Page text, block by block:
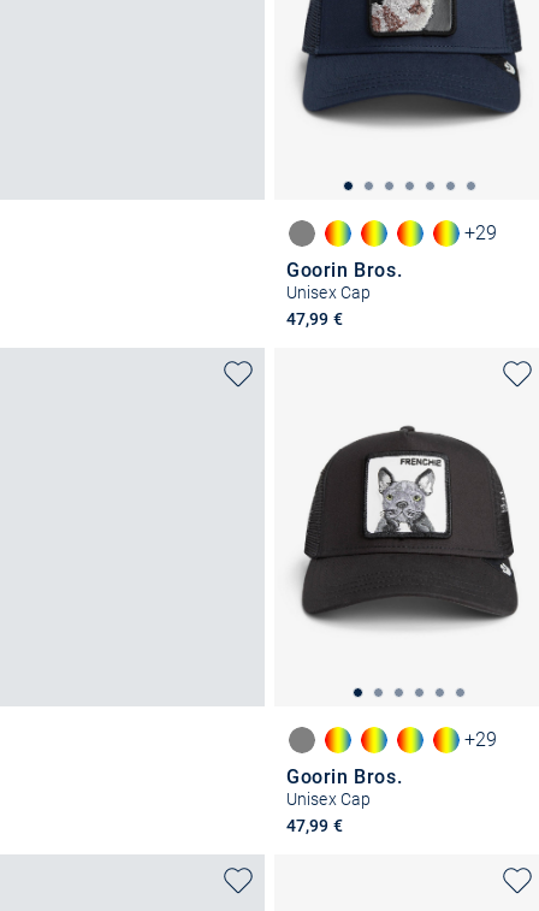
+29
Goorin Bros.
Unisex Cap
47,99 €
+29
Goorin Bros.
Unisex Cap
47,99 €